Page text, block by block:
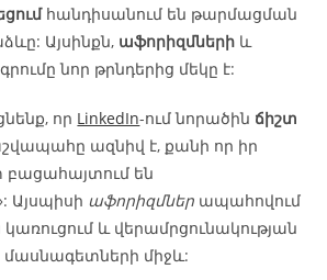
հանդիսանում են թարմացման
Այսինքն, աֆորիզմների և
նոր թրնդերից մեկը է:
որ LinkedIn-ում նորածին ճիշտ
ազնիվ է, քանի որ իր
բացահայտում են
Այսպիսի աֆորիզմներ ապահովում
և վերամրցունակության
մասնագետների միջև: